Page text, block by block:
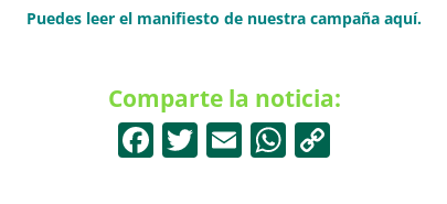
Puedes leer el manifiesto de nuestra campaña aquí.
Comparte la noticia:
F T E W